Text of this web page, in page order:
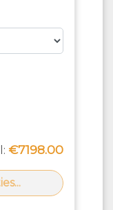
€7198.00